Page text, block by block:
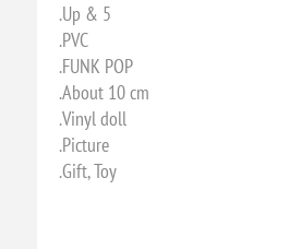
5 & Up.
PVC.
FUNK POP.
About 10 cm.
Vinyl doll.
Picture.
Gift, Toy.